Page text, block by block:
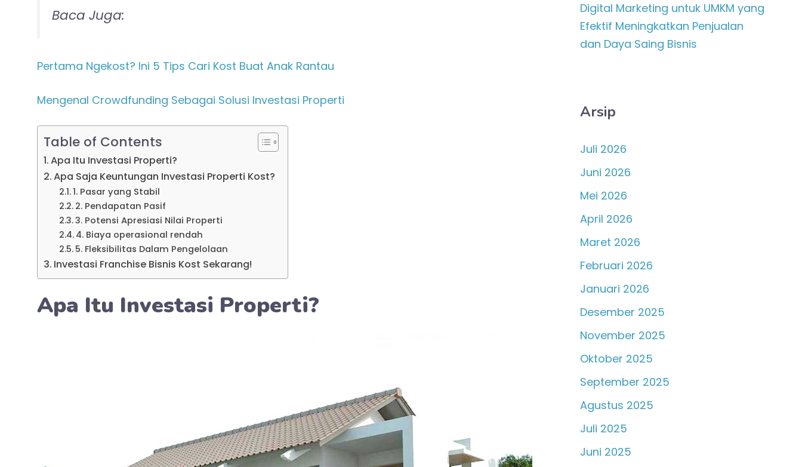
Baca Juga:
Pertama Ngekost? Ini 5 Tips Cari Kost Buat Anak Rantau
Mengenal Crowdfunding Sebagai Solusi Investasi Properti
Table of Contents
Apa Itu Investasi Properti?
Apa Saja Keuntungan Investasi Properti Kost?
1. Pasar yang Stabil
2. Pendapatan Pasif
3. Potensi Apresiasi Nilai Properti
4. Biaya operasional rendah
5. Fleksibilitas Dalam Pengelolaan
Investasi Franchise Bisnis Kost Sekarang!
Apa Itu Investasi Properti?
Digital Marketing untuk UMKM yang
Efektif Meningkatkan Penjualan
dan Daya Saing Bisnis
Arsip
Juli 2026
Juni 2026
Mei 2026
April 2026
Maret 2026
Februari 2026
Januari 2026
Desember 2025
November 2025
Oktober 2025
September 2025
Agustus 2025
Juli 2025
Juni 2025